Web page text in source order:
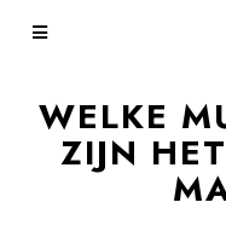
WELKE
ZIJN